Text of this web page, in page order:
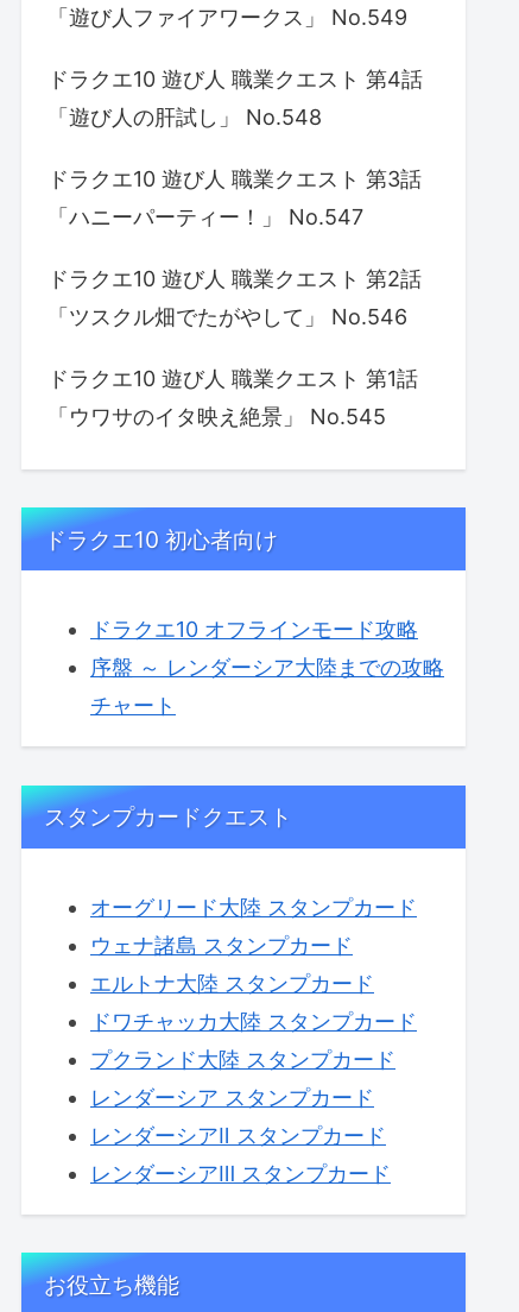
「遊び人ファイアワークス」 No.549
ドラクエ10 遊び人 職業クエスト 第4話
「遊び人の肝試し」 No.548
ドラクエ10 遊び人 職業クエスト 第3話
「ハニーパーティー！」 No.547
ドラクエ10 遊び人 職業クエスト 第2話
「ツスクル畑でたがやして」 No.546
ドラクエ10 遊び人 職業クエスト 第1話
「ウワサのイタ映え絶景」 No.545
ドラクエ10 初心者向け
ドラクエ10 オフラインモード攻略
序盤 ～ レンダーシア大陸までの攻略
チャート
スタンプカードクエスト
オーグリード大陸 スタンプカード
ウェナ諸島 スタンプカード
エルトナ大陸 スタンプカード
ドワチャッカ大陸 スタンプカード
プクランド大陸 スタンプカード
レンダーシア スタンプカード
レンダーシアⅡ スタンプカード
レンダーシアⅢ スタンプカード
お役立ち機能